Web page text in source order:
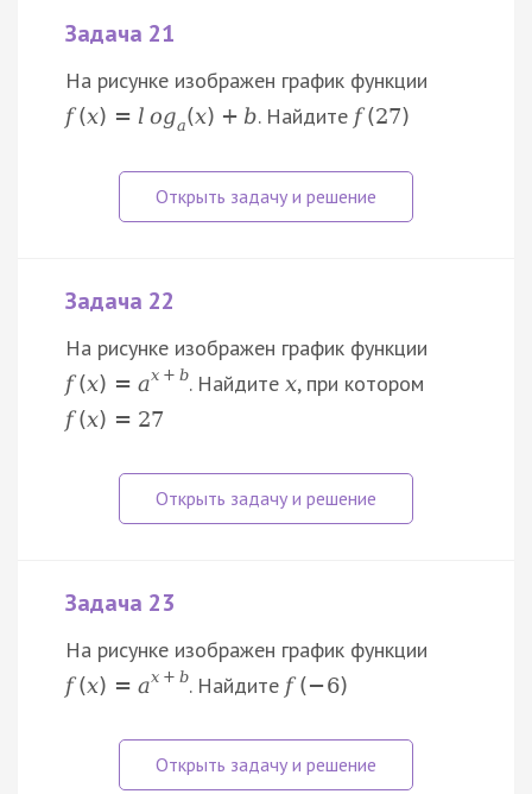
Задача 21
На рисунке изображен график функции
f (x) = l oga(x) + b. Найдите f (27)
Задача 22
На рисунке изображен график функции
f (x) = ax + b. Найдите x, при котором
f (x) = 27
Задача 23
На рисунке изображен график функции
f (x) = ax + b. Найдите f (−6)